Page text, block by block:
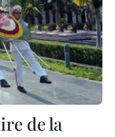
de la